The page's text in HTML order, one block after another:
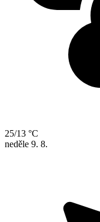
25/13 °C
neděle 9. 8.